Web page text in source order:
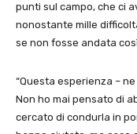
punti sul campo, che ci
nonostante mille
se non fosse andata
“Questa esperienza –
Non ho mai pensato di
cercato di condurla in